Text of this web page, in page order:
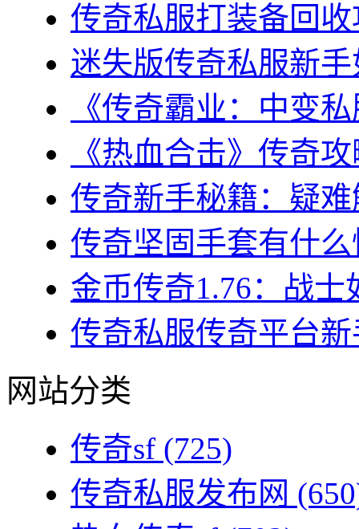
传奇私服打装备回
迷失版传奇私服新
《传奇霸业：中变
《热血合击》传奇
传奇新手秘籍：疑
传奇坚固手套有什么
金币传奇1.76：战
传奇私服传奇平台
网站分类
传奇sf (725)
传奇私服发布网